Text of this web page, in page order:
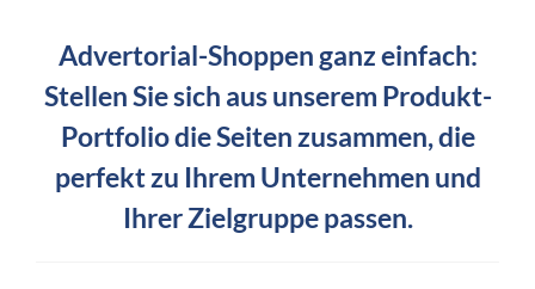
Advertorial-Shoppen ganz einfach:
Stellen Sie sich aus unserem Produkt-
Portfolio die Seiten zusammen, die
perfekt zu Ihrem Unternehmen und
Ihrer Zielgruppe passen.